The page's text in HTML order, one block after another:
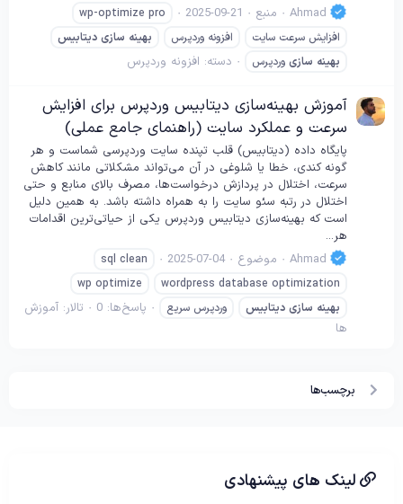
Ahmad
منبع 2025-09-21
wp-optimize pro
افزایش سرعت سایت
افزونه وردپرس بهینه سازی دیتابیس
بهینه سازی وردپرس دسته: افزونه وردپرس
آموزش بهینه‌سازی دیتابیس وردپرس برای افزایش
سرعت و عملکرد سایت (راهنمای جامع عملی)
پایگاه داده (دیتابیس) قلب تپنده سایت وردپرسی شماست و هر
گونه کندی، خطا یا شلوغی در آن می‌تواند مشکلاتی مانند کاهش
سرعت، اختلال در پردازش درخواست‌ها، مصرف بالای منابع و حتی
اختلال در رتبه سئو سایت را به همراه داشته باشد. به همین دلیل
است که بهینه‌سازی دیتابیس وردپرس یکی از حیاتی‌ترین اقدامات
هر...
Ahmad
موضوع 2025-07-04
sql clean
wordpress database optimization
wp optimize
بهینه سازی دیتابیس وردپرس سریع پاسخ‌ها: 0 تالار: آموزش
ها
برچسب‌ها
لینک های پیشنهادی